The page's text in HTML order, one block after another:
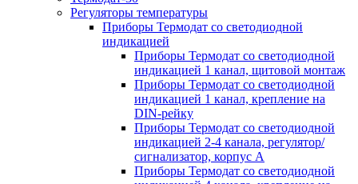
Регуляторы температуры
Приборы Термодат со светодиодной
индикацией
Приборы Термодат со светодиодной
индикацией 1 канал, щитовой монтаж
Приборы Термодат со светодиодной
индикацией 1 канал, крепление на
DIN-рейку
Приборы Термодат со светодиодной
индикацией 2-4 канала, регулятор/
сигнализатор, корпус А
Приборы Термодат со светодиодной